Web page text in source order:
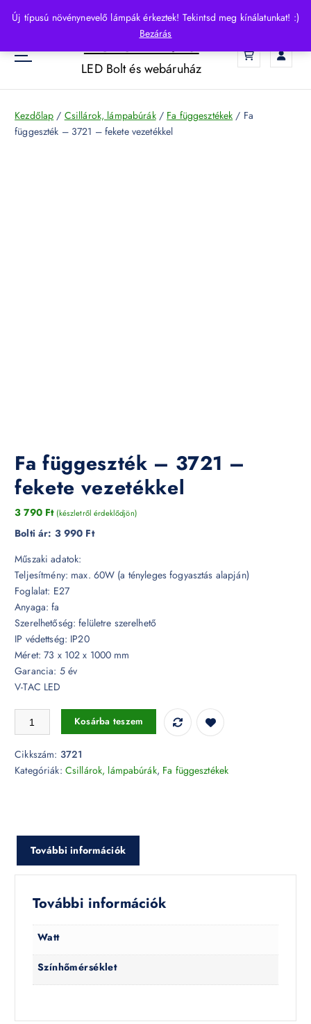
Új típusú növénynevelő lámpák érkeztek! Tekintsd meg kínálatunkat! :)
Bezárás
p
o
HelloLED.hu
LED Bolt és webáruház
Kezdőlap / Csillárok, lámpabúrák/ Fa függesztékek / Fa
függeszték – 3721 – fekete vezetékkel
Fa függeszték – 3721 –
fekete vezetékkel
3 790 Ft (készletről érdeklődjön)
Bolti ár: 3 990 Ft
Műszaki adatok:
Teljesítmény: max. 60W (a tényleges fogyasztás alapján)
Foglalat: E27
Anyaga: fa
Szerelhetőség: felületre szerelhető
IP védettség: IP20
Méret: 73 x 102 x 1000 mm
Garancia: 5 év
V-TAC LED
Fa függeszték - 3721 - fekete vezetékkel mennyiség
Kosárba teszem
Cikkszám: 3721
Kategóriák: Csillárok, lámpabúrák, Fa függesztékek
További információk
További információk
Watt
Színhőmérséklet